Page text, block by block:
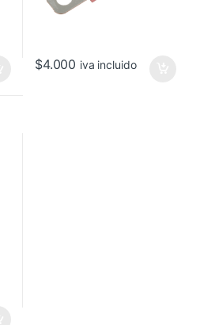
$4.000 iva incluido